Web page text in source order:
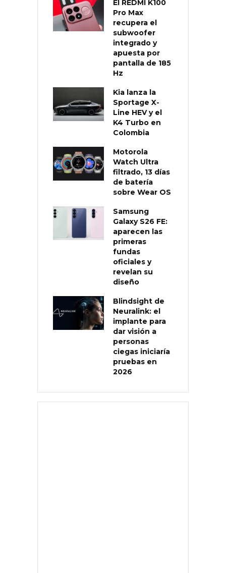
El REDMI K100
Pro Max
recupera el
subwoofer
integrado y
apuesta por
pantalla de 185
Hz
Kia lanza la
Sportage X-
Line HEV y el
K4 Turbo en
Colombia
Motorola
Watch Ultra
filtrado, 13 días
de batería
sobre Wear OS
Samsung
Galaxy S26 FE:
aparecen las
primeras
fundas
oficiales y
revelan su
diseño
Blindsight de
Neuralink: el
implante para
dar visión a
personas
ciegas iniciaría
pruebas en
2026